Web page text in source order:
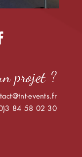
projet ?
events.fr
84 58 02 30